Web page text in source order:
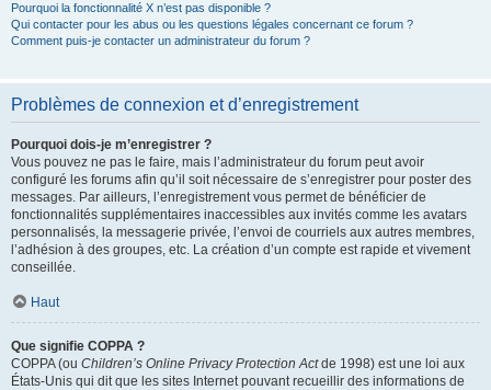
Pourquoi la fonctionnalité X n’est pas disponible ?
Qui contacter pour les abus ou les questions légales concernant ce forum ?
Comment puis-je contacter un administrateur du forum ?
Problèmes de connexion et d’enregistrement
Pourquoi dois-je m’enregistrer ?
Vous pouvez ne pas le faire, mais l’administrateur du forum peut avoir
configuré les forums afin qu’il soit nécessaire de s’enregistrer pour poster des
messages. Par ailleurs, l’enregistrement vous permet de bénéficier de
fonctionnalités supplémentaires inaccessibles aux invités comme les avatars
personnalisés, la messagerie privée, l’envoi de courriels aux autres membres,
l’adhésion à des groupes, etc. La création d’un compte est rapide et vivement
conseillée.
Haut
Que signifie COPPA ?
COPPA (ou Children’s Online Privacy Protection Actde 1998) est une loi aux
États-Unis qui dit que les sites Internet pouvant recueillir des informations de